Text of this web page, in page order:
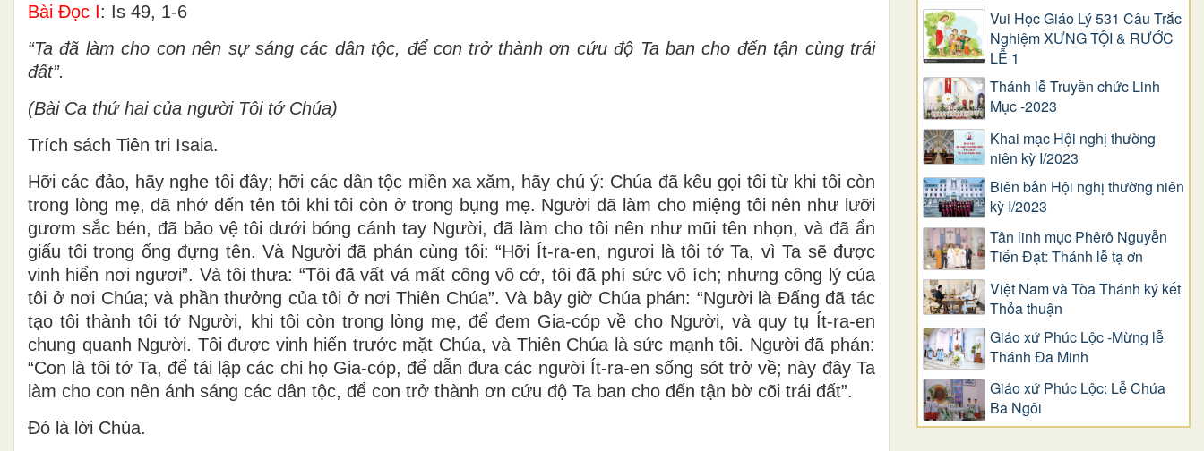
Bài Ðọc I: Is 49, 1-6
“Ta đã làm cho con nên sự sáng các dân tộc, để con trở thành ơn cứu độ Ta ban cho đến tận cùng trái
đất”.
(Bài Ca thứ hai của người Tôi tớ Chúa)
Trích sách Tiên tri Isaia.
Hỡi các đảo, hãy nghe tôi đây; hỡi các dân tộc miền xa xăm, hãy chú ý: Chúa đã kêu gọi tôi từ khi tôi còn
trong lòng mẹ, đã nhớ đến tên tôi khi tôi còn ở trong bụng mẹ. Người đã làm cho miệng tôi nên như lưỡi
gươm sắc bén, đã bảo vệ tôi dưới bóng cánh tay Người, đã làm cho tôi nên như mũi tên nhọn, và đã ẩn
giấu tôi trong ống đựng tên. Và Người đã phán cùng tôi: “Hỡi Ít-ra-en, ngươi là tôi tớ Ta, vì Ta sẽ được
vinh hiển nơi ngươi”. Và tôi thưa: “Tôi đã vất vả mất công vô cớ, tôi đã phí sức vô ích; nhưng công lý của
tôi ở nơi Chúa; và phần thưởng của tôi ở nơi Thiên Chúa”. Và bây giờ Chúa phán: “Người là Ðấng đã tác
tạo tôi thành tôi tớ Người, khi tôi còn trong lòng mẹ, để đem Gia-cóp về cho Người, và quy tụ Ít-ra-en
chung quanh Người. Tôi được vinh hiển trước mặt Chúa, và Thiên Chúa là sức mạnh tôi. Người đã phán:
“Con là tôi tớ Ta, để tái lập các chi họ Gia-cóp, để dẫn đưa các người Ít-ra-en sống sót trở về; này đây Ta
làm cho con nên ánh sáng các dân tộc, để con trở thành ơn cứu độ Ta ban cho đến tận bờ cõi trái đất”.
Ðó là lời Chúa.
Vui Học Giáo Lý 531 Câu Trắc
Nghiệm XƯNG TỘI & RƯỚC
LỄ 1
Thánh lễ Truyền chức Linh
Mục -2023
Khai mạc Hội nghị thường
niên kỳ I/2023
Biên bản Hội nghị thường niên
kỳ I/2023
Tân linh mục Phêrô Nguyễn
Tiến Đạt: Thánh lễ tạ ơn
Việt Nam và Tòa Thánh ký kết
Thỏa thuận
Giáo xứ Phúc Lộc -Mừng lễ
Thánh Đa Minh
Giáo xứ Phúc Lộc: Lễ Chúa
Ba Ngôi